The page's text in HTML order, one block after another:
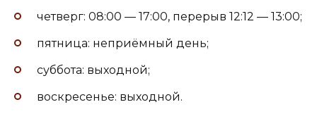
четверг: 08:00 — 17:00, перерыв 12:12 — 13:00;
пятница: неприёмный день;
суббота: выходной;
воскресенье: выходной.